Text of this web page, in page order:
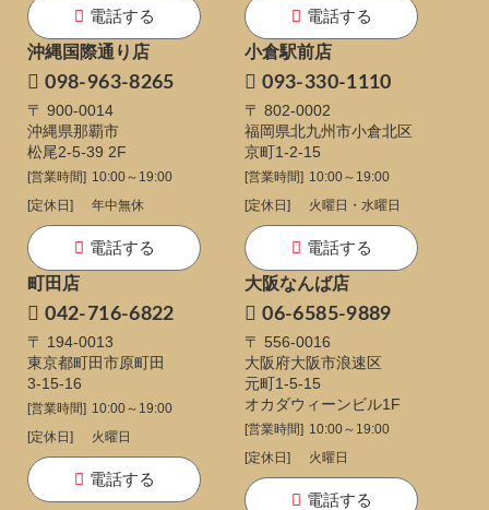
電話する
電話する
沖縄国際通り店
098-963-8265
〒 900-0014
沖縄県那覇市
松尾2-5-39 2F
[営業時間] 10:00～19:00
[定休日]
年中無休
電話する
小倉駅前店
093-330-1110
〒 802-0002
福岡県北九州市小倉北区
京町1-2-15
[営業時間] 10:00～19:00
[定休日]
火曜日・水曜日
電話する
町田店
042-716-6822
〒 194-0013
東京都町田市原町田
3-15-16
[営業時間] 10:00～19:00
[定休日]
火曜日
電話する
大阪なんば店
06-6585-9889
〒 556-0016
大阪府大阪市浪速区
元町1-5-15
オカダウィーンビル1F
[営業時間] 10:00～19:00
[定休日]
火曜日
電話する